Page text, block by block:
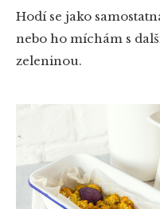
Hodí se jako
nebo ho míchám s
zeleninou.